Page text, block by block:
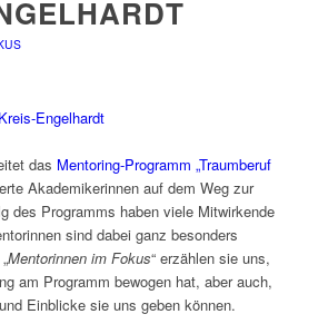
das Mentoring-Programm „Traumberuf
Akademikerinnen auf dem Weg zur
des Programms haben viele Mitwirkende
sind dabei ganz besonders
Mentorinnen im Fokus“ erzählen sie uns,
am Programm bewogen hat, aber auch,
Einblicke sie uns geben können.